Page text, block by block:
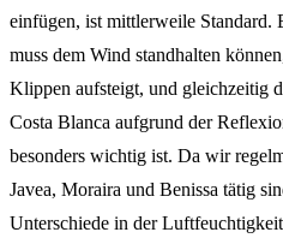
einfügen, ist mittlerweile Standard.
muss dem Wind standhalten
Klippen aufsteigt, und gleichzeitig
Costa Blanca aufgrund der
besonders wichtig ist. Da wir
Javea, Moraira und Benissa tätig
Unterschiede in der